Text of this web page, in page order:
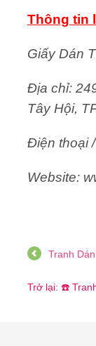
Thông tin
Giấy Dán
Địa chỉ:
Tây Hội,
Điện thoại
Website:
Tranh
Trở lại: ☎️